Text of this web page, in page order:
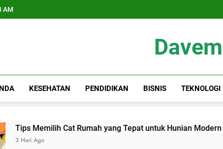
AM
KESEHATAN PENDIDIKAN BISNIS TEKNOLOGI
Tips Memilih Cat Rumah yang Tepat untuk Hunian Modern
3 Hari Ago